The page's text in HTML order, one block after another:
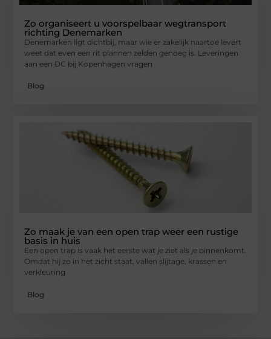
Zo organiseert u voorspelbaar wegtransport
richting Denemarken
Denemarken ligt dichtbij, maar wie er zakelijk naartoe levert
weet dat even een rit plannen zelden genoeg is. Leveringen
aan een DC bij Kopenhagen vragen
Blog
Zo maak je van een open trap weer een rustige
basis in huis
Een open trap is vaak het eerste wat je ziet als je binnenkomt.
Omdat hij zo in het zicht staat, vallen slijtage, krassen en
verkleuring
Blog